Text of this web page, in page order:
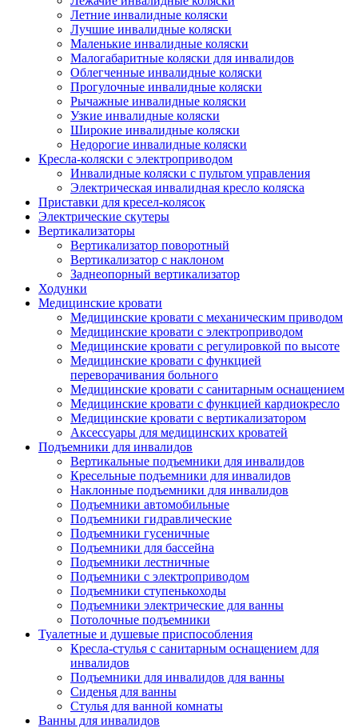
Летние инвалидные коляски
Лучшие инвалидные коляски
Маленькие инвалидные коляски
Малогабаритные коляски для инвалидов
Облегченные инвалидные коляски
Прогулочные инвалидные коляски
Рычажные инвалидные коляски
Узкие инвалидные коляски
Широкие инвалидные коляски
Недорогие инвалидные коляски
Кресла-коляски с электроприводом
Инвалидные коляски с пультом управления
Электрическая инвалидная кресло коляска
Приставки для кресел-колясок
Электрические скутеры
Вертикализаторы
Вертикализатор поворотный
Вертикализатор с наклоном
Заднеопорный вертикализатор
Ходунки
Медицинские кровати
Медицинские кровати с механическим приводом
Медицинские кровати с электроприводом
Медицинские кровати с регулировкой по высоте
Медицинские кровати с функцией
переворачивания больного
Медицинские кровати с санитарным оснащением
Медицинские кровати с функцией кардиокресло
Медицинские кровати с вертикализатором
Аксессуары для медицинских кроватей
Подъемники для инвалидов
Вертикальные подъемники для инвалидов
Кресельные подъемники для инвалидов
Наклонные подъемники для инвалидов
Подъемники автомобильные
Подъемники гидравлические
Подъемники гусеничные
Подъемники для бассейна
Подъемники лестничные
Подъемники с электроприводом
Подъемники ступенькоходы
Подъемники электрические для ванны
Потолочные подъемники
Туалетные и душевые приспособления
Кресла-стулья с санитарным оснащением для
инвалидов
Подъемники для инвалидов для ванны
Сиденья для ванны
Стулья для ванной комнаты
Ванны для инвалидов